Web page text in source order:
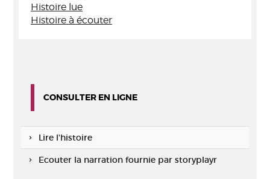
Histoire lue
Histoire à écouter
CONSULTER EN LIGNE
Lire l'histoire
Ecouter la narration fournie par storyplayr